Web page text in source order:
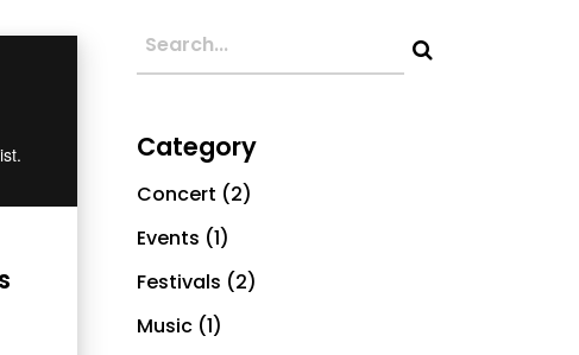
Category
Concert (2)
Events (1)
Festivals (2)
Music (1)